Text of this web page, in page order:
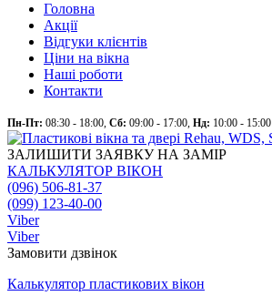
Головна
Акції
Відгуки клієнтів
Ціни на вікна
Наші роботи
Контакти
Пн-Пт: 08:30 - 18:00, Сб: 09:00 - 17:00, Нд: 10:00 - 15:00
ЗАЛИШИТИ ЗАЯВКУ НА ЗАМІР
КАЛЬКУЛЯТОР ВІКОН
(096) 506-81-37
(099) 123-40-00
Viber
Viber
Замовити дзвінок
Калькулятор пластикових вікон